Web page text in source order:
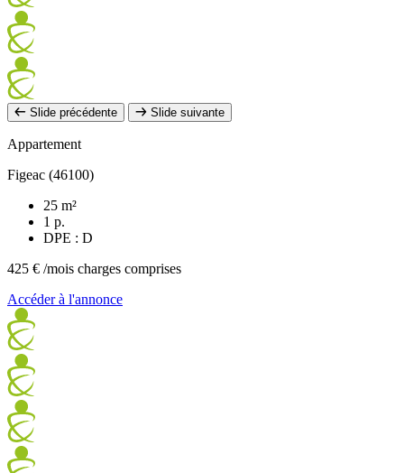
Slide précédente Slide suivante
Appartement
Figeac (46100)
25 m²
1 p.
DPE : D
425 € /mois charges comprises
Accéder à l'annonce